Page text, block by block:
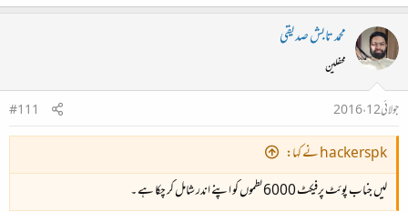
محمد تابش صدیقی
محفلین
جولائی 12، 2016
#111
hackerspk نے کہا:
لیں جناب پوئٹ پرفیکٹ 6000نظموں کو اپنے اندر شامل کر چکا ہے ۔